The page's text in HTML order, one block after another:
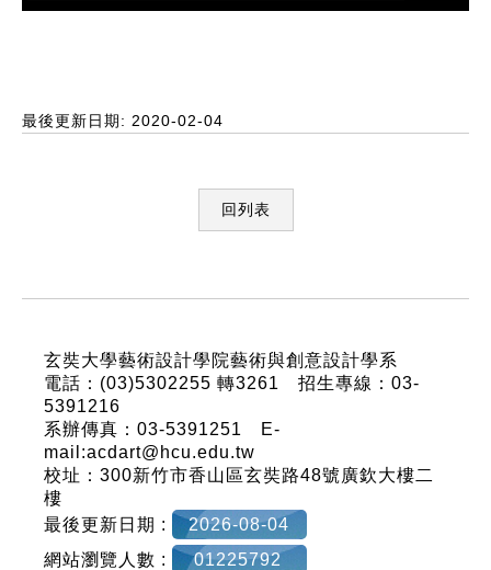
最後更新日期: 2020-02-04
回列表
玄奘大學藝術設計學院藝術與創意設計學系
電話：(03)5302255 轉3261 招生專線：03-
5391216
系辦傳真：03-5391251 E-
mail:acdart@hcu.edu.tw
校址：300新竹市香山區玄奘路48號廣欽大樓二
樓
最後更新日期 :
2026-08-04
網站瀏覽人數 :
01225792